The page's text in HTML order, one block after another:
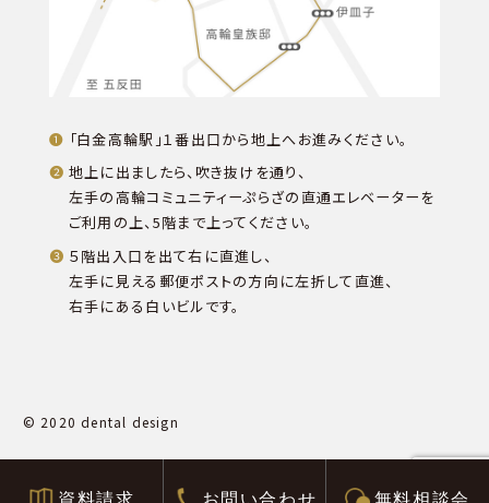
「白金高輪駅」１番出口から地上へお進みください。
地上に出ましたら、吹き抜けを通り、
左手の高輪コミュニティーぷらざの直通エレベーターを
ご利用の上、5階まで上ってください。
５階出入口を出て右に直進し、
左手に見える郵便ポストの方向に左折して直進、
右手にある白いビルです。
© 2020 dental design
資料請求 お問い合わせ 無料相談会